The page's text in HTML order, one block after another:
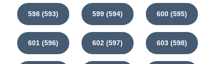
598 (593) 599 (594) 600 (595)
601 (596) 602 (597) 603 (598)